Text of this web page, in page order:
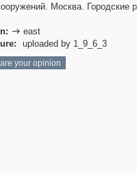
Москва. Городские
 east
uploaded by 1_9_6_3
your opinion